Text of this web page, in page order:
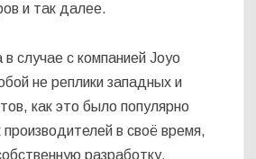
и так далее.
в случае с компанией Joyo
не реплики западных и
как это было популярно
производителей в своё время,
разработку,